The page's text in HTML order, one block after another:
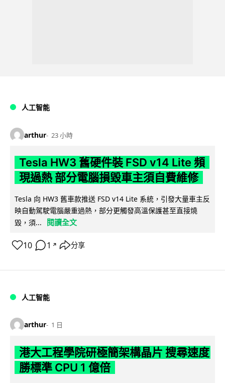
人工智能
arthur 23 小時
Tesla HW3 舊硬件裝 FSD v14 Lite 頻
現過熱 部分電腦損毀車主須自費維修
Tesla 向 HW3 舊車款推送 FSD v14 Lite 系統，引發大量車主反
映自動駕駛電腦嚴重過熱，部分更觸發高溫保護甚至直接燒
毀，須...
閱讀全文
10 1 ↗ 分享
人工智能
arthur 1 日
港大工程學院研極簡架構晶片 搜尋速度
勝標準 CPU 1 億倍